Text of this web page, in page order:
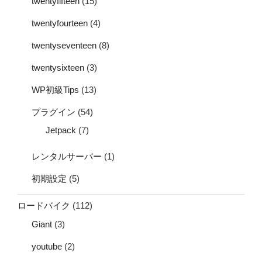
twentyfourteen (4)
twentyseventeen (8)
twentysixteen (3)
WP初級Tips (13)
プラグイン (54)
Jetpack (7)
レンタルサーバー (1)
初期設定 (5)
ロードバイク (112)
Giant (3)
youtube (2)